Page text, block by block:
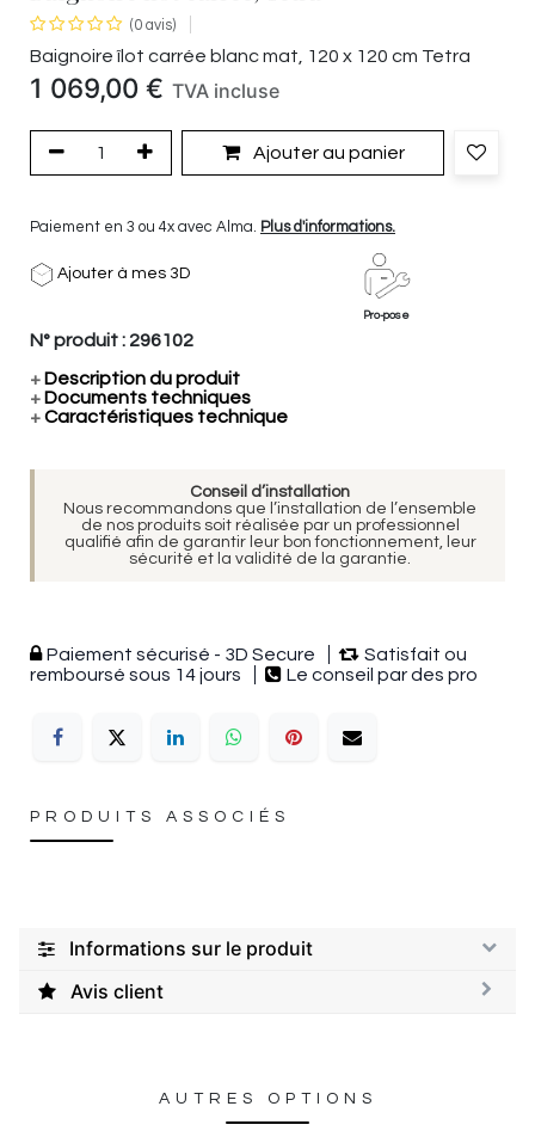
(0 avis)
Baignoire îlot carrée blanc mat, 120 x 120 cm Tetra
1 069,00 € TVA incluse
Ajouter au panier
Paiement en 3 ou 4x avec Alma. Plus d'informations.
Ajouter à mes 3D
Pro-pose
N° produit : 296102
+ Description du produit
+ Documents techniques
+Caractéristiques technique
Conseil d’installation
Nous recommandons que l’installation de l’ensemble
de nos produits soit réalisée par un professionnel
qualifié afin de garantir leur bon fonctionnement, leur
sécurité et la validité de la garantie.
Paiement sécurisé - 3D Secure
Satisfait ou
remboursé sous 14 jours
Le conseil par des pro
PRODUITS ASSOCIÉS
Informations sur le produit
Avis client
AUTRES OPTIONS